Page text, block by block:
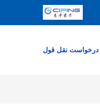
درخواست نقل قول